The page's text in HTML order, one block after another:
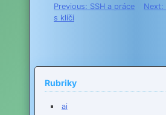
Navigace
pro
Previous: SSH a práce
s klíči
Next:
Rubriky
ai